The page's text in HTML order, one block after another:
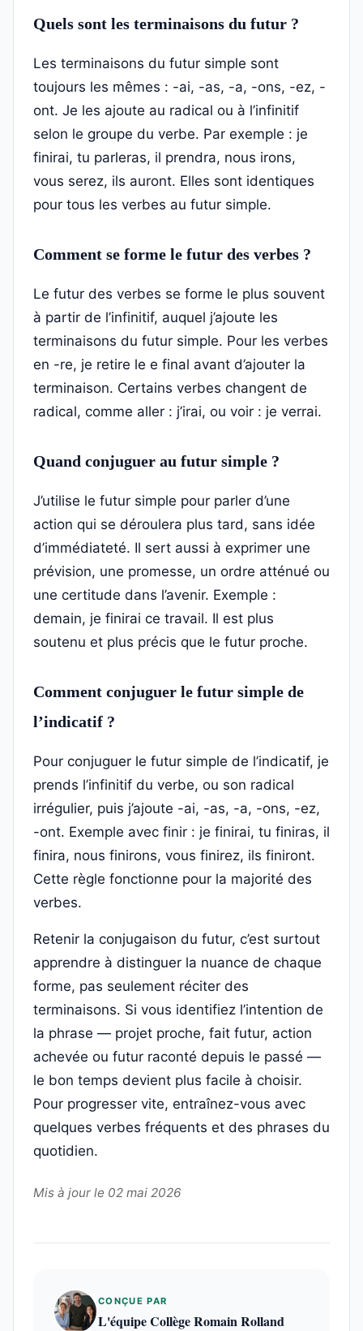
Quels sont les terminaisons du futur ?
Les terminaisons du futur simple sont
toujours les mêmes : -ai, -as, -a, -ons, -ez, -
ont. Je les ajoute au radical ou à l’infinitif
selon le groupe du verbe. Par exemple : je
finirai, tu parleras, il prendra, nous irons,
vous serez, ils auront. Elles sont identiques
pour tous les verbes au futur simple.
Comment se forme le futur des verbes ?
Le futur des verbes se forme le plus souvent
à partir de l’infinitif, auquel j’ajoute les
terminaisons du futur simple. Pour les verbes
en -re, je retire le e final avant d’ajouter la
terminaison. Certains verbes changent de
radical, comme aller : j’irai, ou voir : je verrai.
Quand conjuguer au futur simple ?
J’utilise le futur simple pour parler d’une
action qui se déroulera plus tard, sans idée
d’immédiateté. Il sert aussi à exprimer une
prévision, une promesse, un ordre atténué ou
une certitude dans l’avenir. Exemple :
demain, je finirai ce travail. Il est plus
soutenu et plus précis que le futur proche.
Comment conjuguer le futur simple de
l’indicatif ?
Pour conjuguer le futur simple de l’indicatif, je
prends l’infinitif du verbe, ou son radical
irrégulier, puis j’ajoute -ai, -as, -a, -ons, -ez,
-ont. Exemple avec finir : je finirai, tu finiras, il
finira, nous finirons, vous finirez, ils finiront.
Cette règle fonctionne pour la majorité des
verbes.
Retenir la conjugaison du futur, c’est surtout
apprendre à distinguer la nuance de chaque
forme, pas seulement réciter des
terminaisons. Si vous identifiez l’intention de
la phrase — projet proche, fait futur, action
achevée ou futur raconté depuis le passé —
le bon temps devient plus facile à choisir.
Pour progresser vite, entraînez-vous avec
quelques verbes fréquents et des phrases du
quotidien.
Mis à jour le 02 mai 2026
CONÇUE PAR
L'équipe Collège Romain Rolland